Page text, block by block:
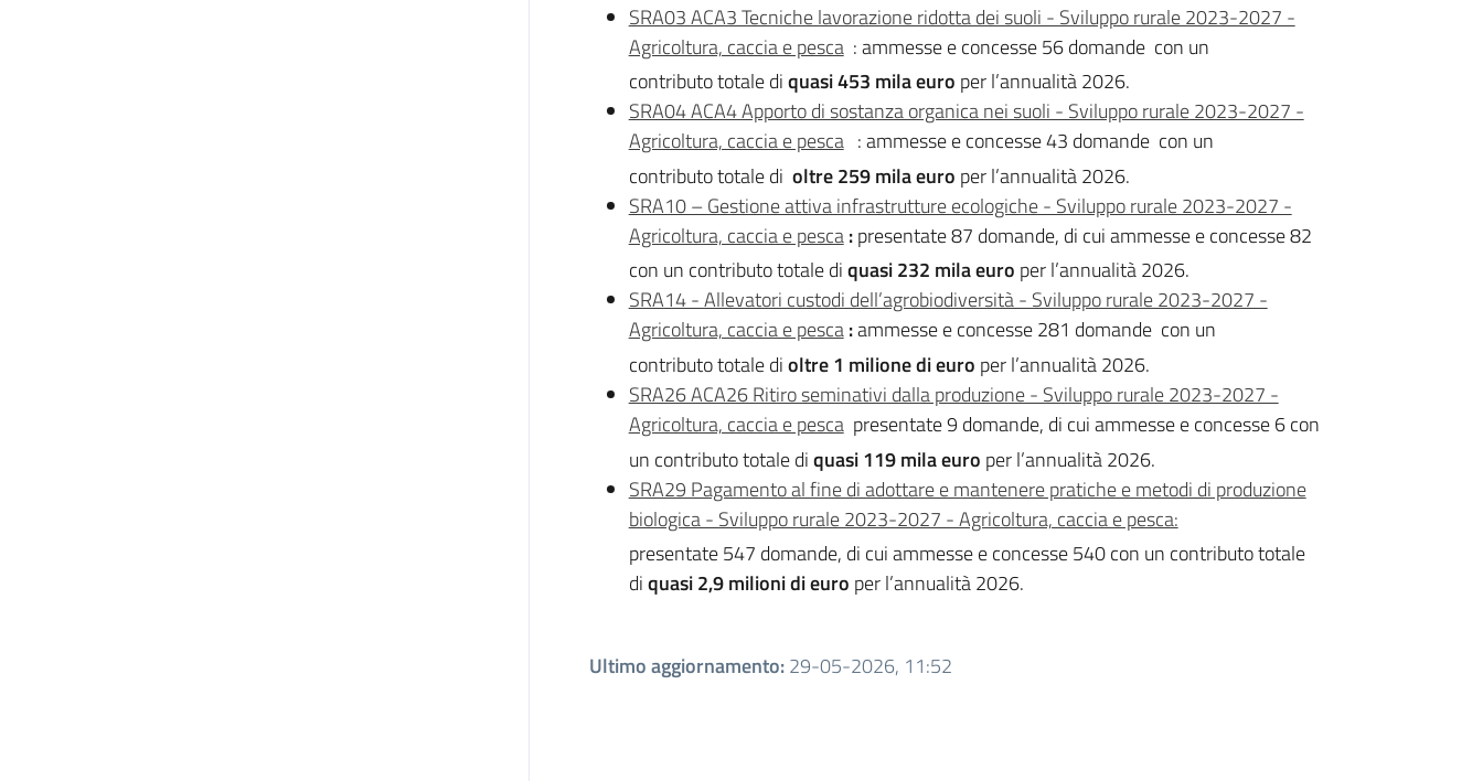
SRA03 ACA3 Tecniche lavorazione ridotta dei suoli - Sviluppo rurale 2023-2027 -
Agricoltura, caccia e pesca : ammesse e concesse 56 domande con un
contributo totale diquasi453 mila euro per l’annualità 2026.
SRA04 ACA4 Apporto di sostanza organica nei suoli - Sviluppo rurale 2023-2027 -
Agricoltura, caccia e pesca : ammesse e concesse 43 domande con un
contributo totale di oltre 259mila euro per l’annualità 2026.
SRA10 – Gestione attiva infrastrutture ecologiche - Sviluppo rurale 2023-2027 -
Agricoltura, caccia e pesca:presentate 87 domande, di cui ammesse e concesse 82
con un contributo totale diquasi 232 mila euro per l’annualità 2026.
SRA14 - Allevatori custodi dell’agrobiodiversità - Sviluppo rurale 2023-2027 -
Agricoltura, caccia e pesca:ammesse e concesse 281 domande con un
contributo totale dioltre 1 milione di euro per l’annualità 2026.
SRA26 ACA26 Ritiro seminativi dalla produzione - Sviluppo rurale 2023-2027 -
Agricoltura, caccia e pesca presentate 9 domande, di cui ammesse e concesse 6 con
un contributo totale diquasi 119 mila euro per l’annualità 2026.
SRA29 Pagamento al fine di adottare e mantenere pratiche e metodi di produzione
biologica - Sviluppo rurale 2023-2027 - Agricoltura, caccia e pesca:
presentate 547 domande, di cui ammesse e concesse 540 con un contributo totale
diquasi 2,9 milioni di euro per l’annualità 2026.
Ultimo aggiornamento:29-05-2026, 11:52